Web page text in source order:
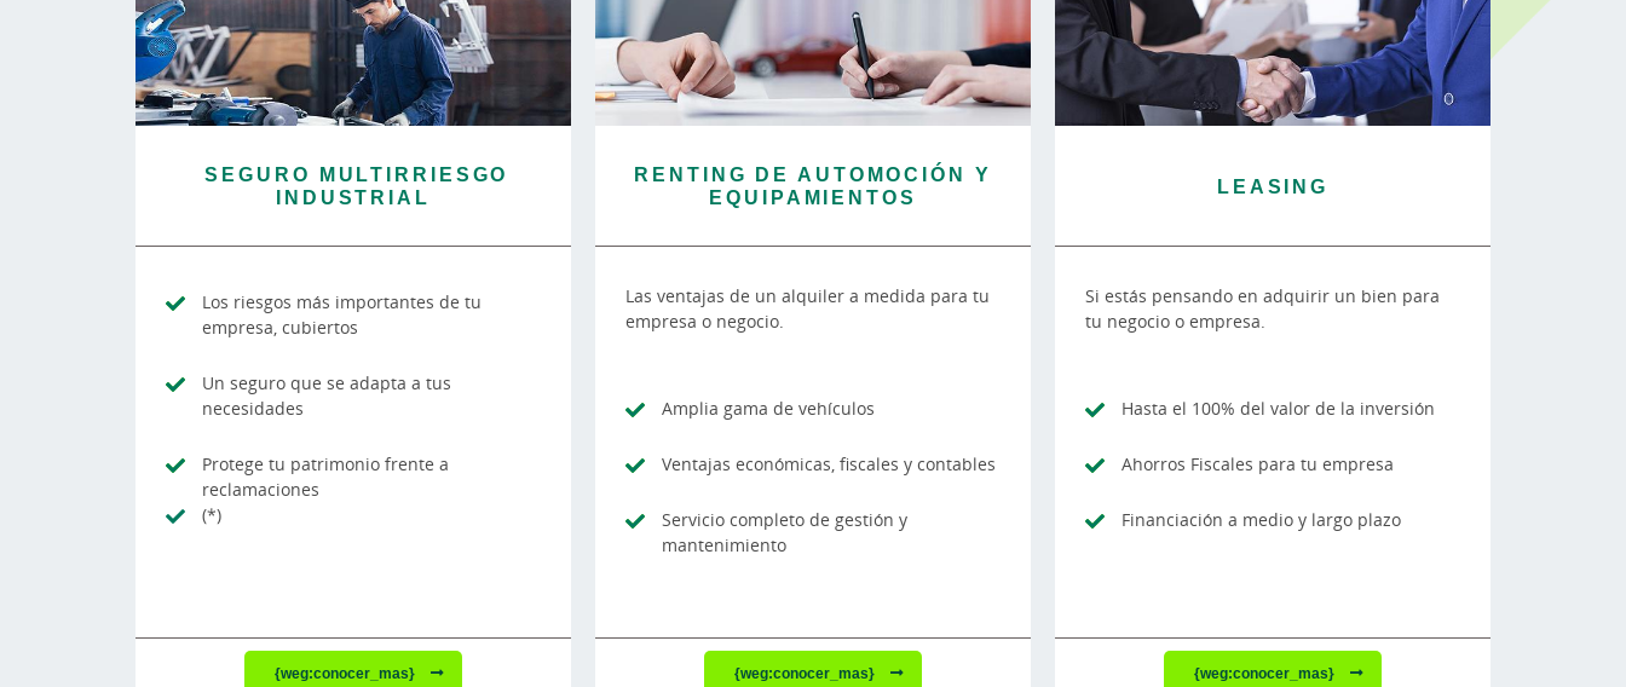
SEGURO MULTIRRIESGO
INDUSTRIAL
Los riesgos más importantes de tu
empresa, cubiertos
Un seguro que se adapta a tus
necesidades
Protege tu patrimonio frente a
reclamaciones
(*)
{weg:conocer_mas}
RENTING DE AUTOMOCIÓN Y
EQUIPAMIENTOS
Las ventajas de un alquiler a medida para tu
empresa o negocio.
Amplia gama de vehículos
Ventajas económicas, fiscales y contables
Servicio completo de gestión y
mantenimiento
{weg:conocer_mas}
LEASING
Si estás pensando en adquirir un bien para
tu negocio o empresa.
Hasta el 100% del valor de la inversión
Ahorros Fiscales para tu empresa
Financiación a medio y largo plazo
{weg:conocer_mas}